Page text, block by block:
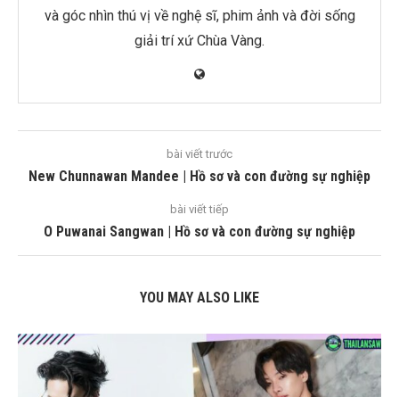
và góc nhìn thú vị về nghệ sĩ, phim ảnh và đời sống
giải trí xứ Chùa Vàng.
bài viết trước
New Chunnawan Mandee | Hồ sơ và con đường sự nghiệp
bài viết tiếp
O Puwanai Sangwan | Hồ sơ và con đường sự nghiệp
YOU MAY ALSO LIKE